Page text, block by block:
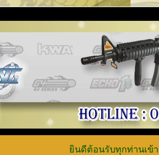
ยินดีต้อนรับทุกท่านเข้าสู่